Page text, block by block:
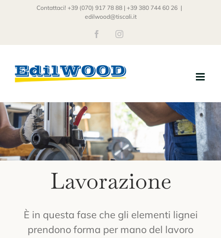
Contattaci! +39 (070) 917 78 88 | +39 380 744 60 26 |
edilwood@tiscali.it
FacebookInstagram
Lavorazione
È in questa fase che gli elementi lignei
prendono forma per mano del lavoro